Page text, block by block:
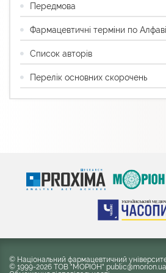
Передмова
Фармацевтичні терміни по
Список авторів
Перелік основних скорочень
© Національний фармацевтичний
© 1999-2026 ТОВ "МОРІОН" public@morion.ua